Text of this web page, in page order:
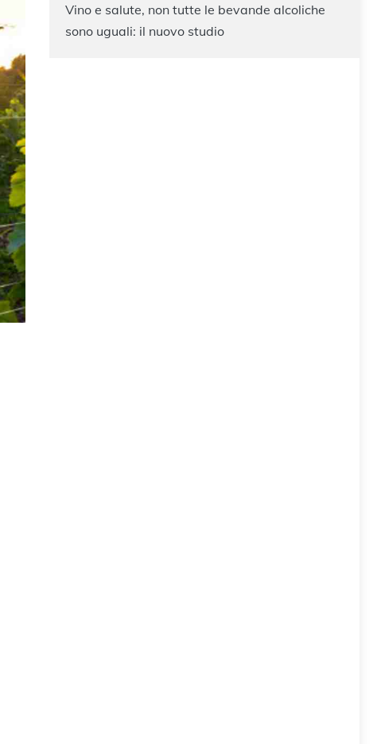
Vino e salute, non tutte le bevande alcoliche
sono uguali: il nuovo studio